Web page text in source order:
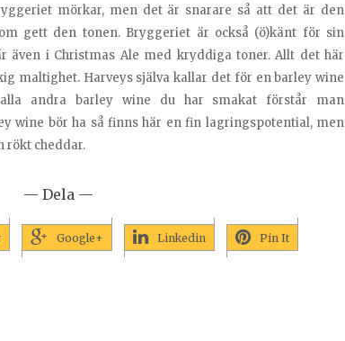
mörkar, men det är snarare så att det är den
gett den tonen. Bryggeriet är också (ö)känt för sin
även i Christmas Ale med kryddiga toner. Allt det här
maltighet. Harveys själva kallar det för en barley wine
andra barley wine du har smakat förstår man
wine bör ha så finns här en fin lagringspotential, men
rökt cheddar.
— Dela —
Google+ Linkedin Pin It